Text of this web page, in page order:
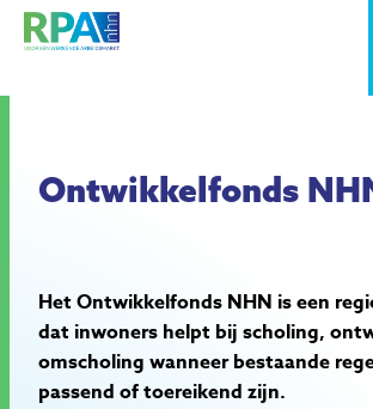
Ontwikkelfonds
Het Ontwikkelfonds NHN is een
dat inwoners helpt bij scholing,
omscholing wanneer bestaande
passend of toereikend zijn.